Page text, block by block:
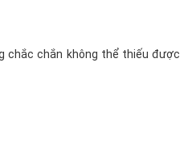
chắc chắn không thể thiếu được